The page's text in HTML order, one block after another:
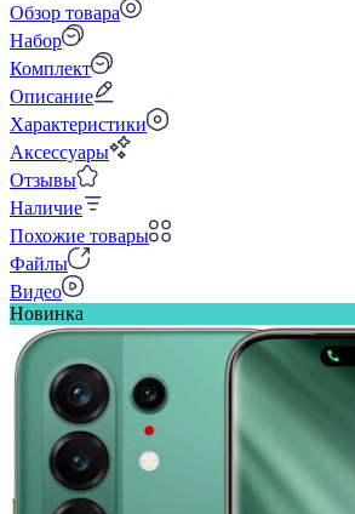
Обзор товара
Набор
Комплект
Описание
Характеристики
Аксессуары
Отзывы
Наличие
Похожие товары
Файлы
Видео
Новинка